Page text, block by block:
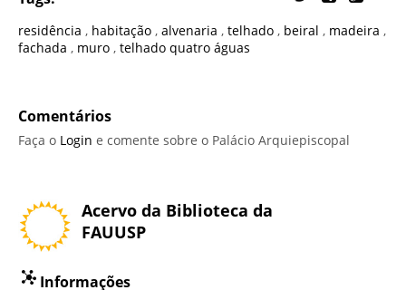
residência , habitação , alvenaria , telhado , beiral , madeira ,
fachada , muro , telhado quatro águas
Comentários
Faça o Login e comente sobre o Palácio Arquiepiscopal
Acervo da Biblioteca da
FAUUSP
Informações